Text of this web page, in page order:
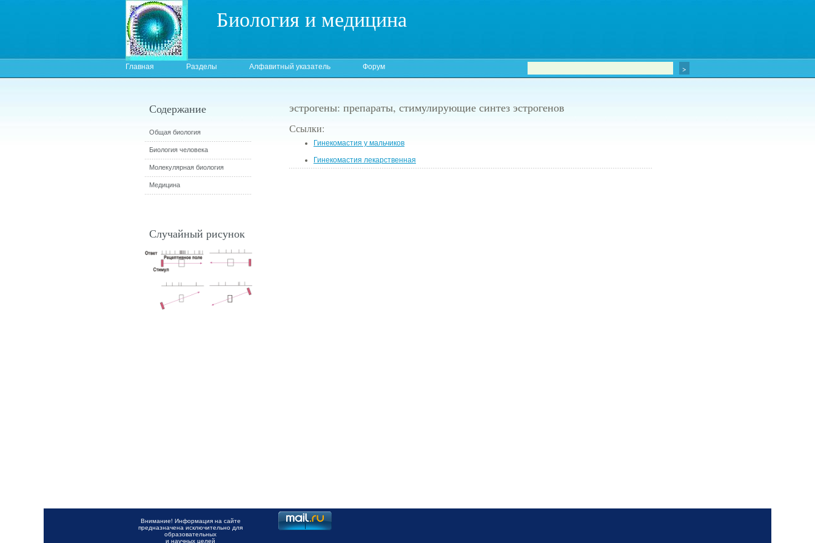
Биология и медицина
Главная Разделы Алфавитный указатель Форум
эстрогены: препараты, стимулирующие синтез эстрогенов
Ссылки:
Гинекомастия у мальчиков
Гинекомастия лекарственная
Содержание
Общая биология
Биология человека
Молекулярная биология
Медицина
Случайный рисунок
Внимание! Информация на сайте
предназначена исключительно для
образовательных
и научных целей